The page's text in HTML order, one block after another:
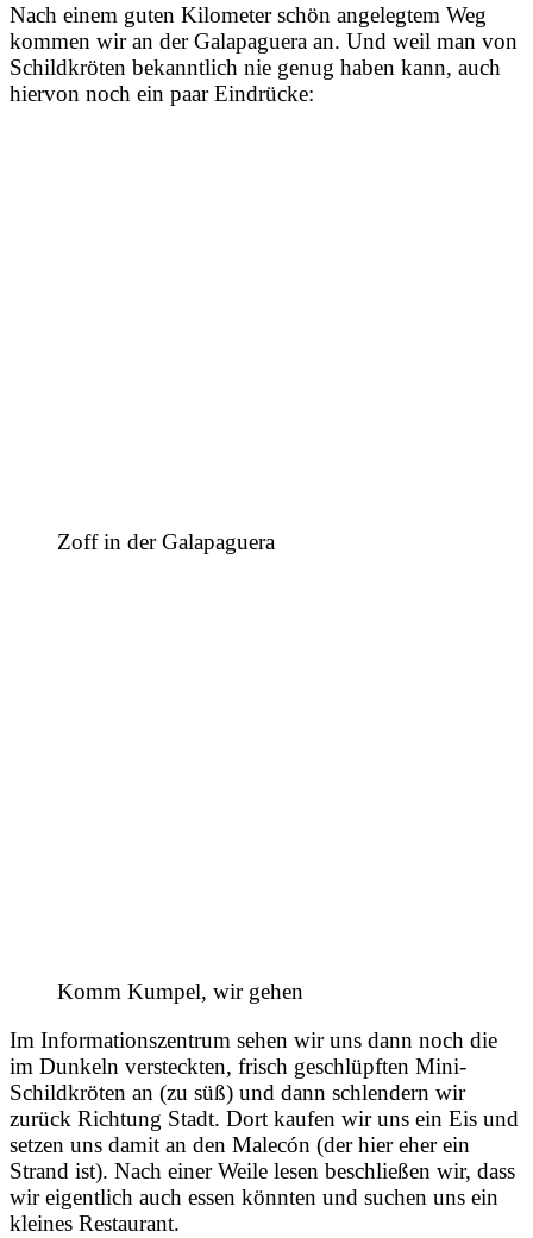
Nach einem guten Kilometer schön angelegtem Weg
kommen wir an der Galapaguera an. Und weil man von
Schildkröten bekanntlich nie genug haben kann, auch
hiervon noch ein paar Eindrücke:
Zoff in der Galapaguera
Komm Kumpel, wir gehen
Im Informationszentrum sehen wir uns dann noch die
im Dunkeln versteckten, frisch geschlüpften Mini-
Schildkröten an (zu süß) und dann schlendern wir
zurück Richtung Stadt. Dort kaufen wir uns ein Eis und
setzen uns damit an den Malecón (der hier eher ein
Strand ist). Nach einer Weile lesen beschließen wir, dass
wir eigentlich auch essen könnten und suchen uns ein
kleines Restaurant.